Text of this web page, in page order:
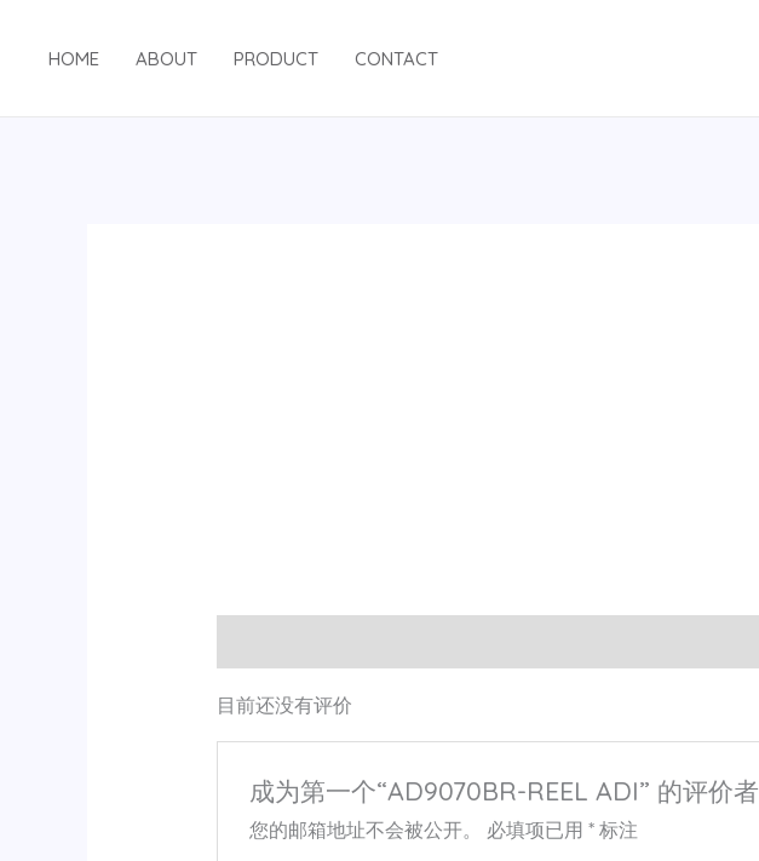
HOME ABOUT PRODUCT CONTACT
目前还没有评价
成为第一个“AD9070BR-REEL ADI” 的评价者
您的邮箱地址不会被公开。 必填项已用* 标注